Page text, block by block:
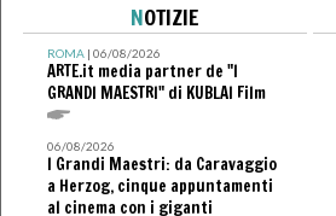
NOTIZIE
ROMA| 06/08/2026
ARTE.it media partner de "I
GRANDI MAESTRI" di KUBLAI Film
06/08/2026
I Grandi Maestri: da Caravaggio
a Herzog, cinque appuntamenti
al cinema con i giganti